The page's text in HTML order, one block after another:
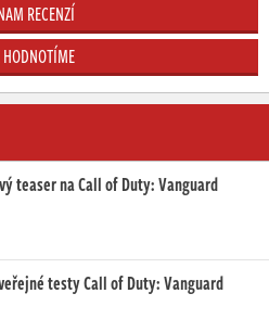
RECENZÍ
teaser na Call of Duty: Vanguard
testy Call of Duty: Vanguard